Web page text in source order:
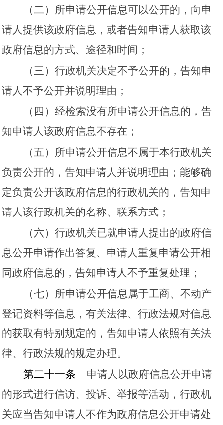
（二）所申请公开信息可以公开的，向申
请人提供该政府信息，或者告知申请人获取该
政府信息的方式、途径和时间；
（三）行政机关决定不予公开的，告知申
请人不予公开并说明理由；
（四）经检索没有所申请公开信息的，告
知申请人该政府信息不存在；
（五）所申请公开信息不属于本行政机关
负责公开的，告知申请人并说明理由；能够确
定负责公开该政府信息的行政机关的，告知申
请人该行政机关的名称、联系方式；
（六）行政机关已就申请人提出的政府信
息公开申请作出答复、申请人重复申请公开相
同政府信息的，告知申请人不予重复处理；
（七）所申请公开信息属于工商、不动产
登记资料等信息，有关法律、行政法规对信息
的获取有特别规定的，告知申请人依照有关法
律、行政法规的规定办理。
第二十一条
申请人以政府信息公开申请
的形式进行信访、投诉、举报等活动，行政机
关应当告知申请人不作为政府信息公开申请处